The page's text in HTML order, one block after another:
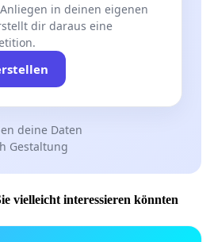
in deinen eigenen
dir daraus eine
deine Daten
Gestaltung
vielleicht interessieren könnten